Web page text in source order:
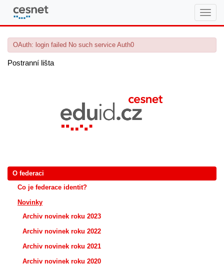
OAuth: login failed No such service Auth0
Postranní lišta
O federaci
Co je federace identit?
Novinky
Archiv novinek roku 2023
Archiv novinek roku 2022
Archiv novinek roku 2021
Archiv novinek roku 2020